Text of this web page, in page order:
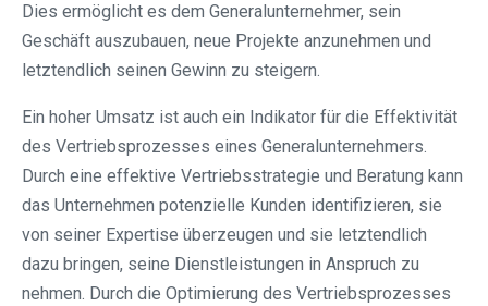
Dies ermöglicht es dem Generalunternehmer, sein
Geschäft auszubauen, neue Projekte anzunehmen und
letztendlich seinen Gewinn zu steigern.
Ein hoher Umsatz ist auch ein Indikator für die Effektivität
des Vertriebsprozesses eines Generalunternehmers.
Durch eine effektive Vertriebsstrategie und Beratung kann
das Unternehmen potenzielle Kunden identifizieren, sie
von seiner Expertise überzeugen und sie letztendlich
dazu bringen, seine Dienstleistungen in Anspruch zu
nehmen. Durch die Optimierung des Vertriebsprozesses